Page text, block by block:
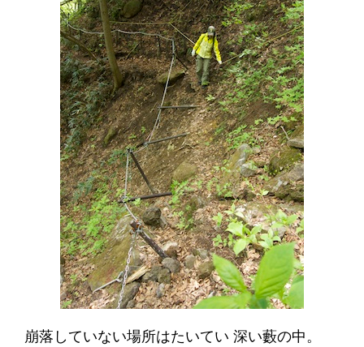
崩落していない場所はたいてい 深い藪の中。